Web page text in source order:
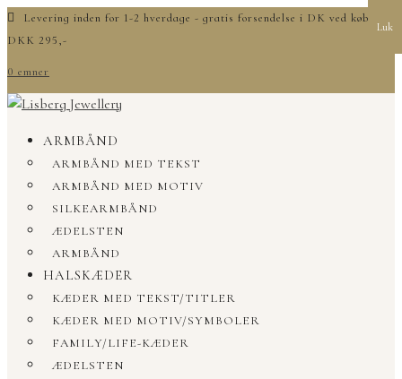
Levering inden for 1-2 hverdage - gratis forsendelse i DK ved køb over
DKK 295,-
0 emner
ARMBÅND
ARMBÅND MED TEKST
ARMBÅND MED MOTIV
SILKEARMBÅND
ÆDELSTEN
ARMBÅND
HALSKÆDER
KÆDER MED TEKST/TITLER
KÆDER MED MOTIV/SYMBOLER
FAMILY/LIFE-KÆDER
ÆDELSTEN
Luk